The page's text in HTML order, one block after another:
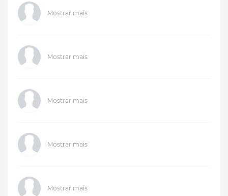
Mostrar mais
Mostrar mais
Mostrar mais
Mostrar mais
Mostrar mais